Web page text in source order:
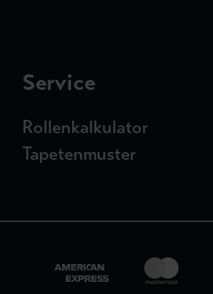
Service
Rollenkalkulator
Tapetenmuster